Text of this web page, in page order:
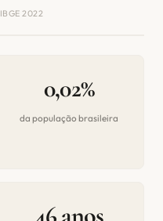
IBGE 2022
0,02%
da população brasileira